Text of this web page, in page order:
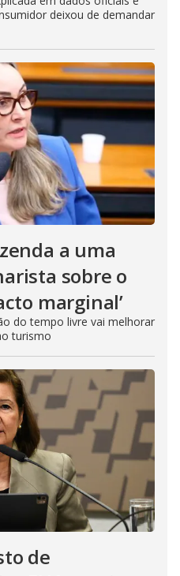
deixou de demandar
a uma
sobre o
marginal’
do tempo livre vai melhorar
turismo
de